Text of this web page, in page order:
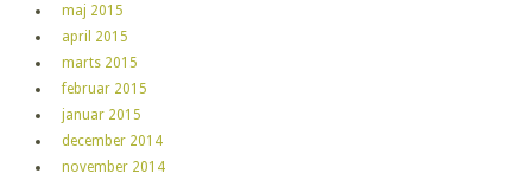
maj 2015
april 2015
marts 2015
februar 2015
januar 2015
december 2014
november 2014